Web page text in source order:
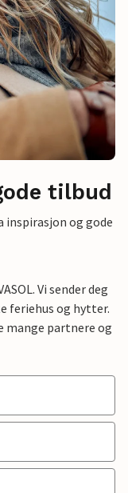
tilbud
og gode
Vi sender deg
feriehus og hytter.
mange partnere og